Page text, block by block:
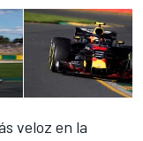
veloz en la